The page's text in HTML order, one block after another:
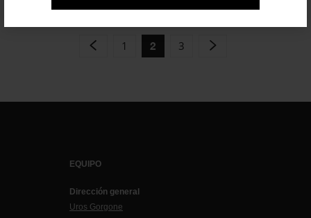
1 2 3
EQUIPO
Dirección general
Uros Gorgone